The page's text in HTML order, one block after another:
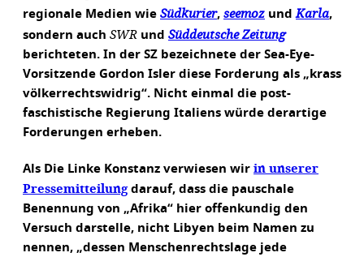
regionale Medien wie Südkurier, seemoz undKarla,
sondern auch SWR und Süddeutsche Zeitung
berichteten. In der SZ bezeichnete der Sea-Eye-
Vorsitzende Gordon Isler diese Forderung als „krass
völkerrechtswidrig“. Nicht einmal die post-
faschistische Regierung Italiens würde derartige
Forderungen erheben.
Als Die Linke Konstanz verwiesen wir in unserer
Pressemitteilungdarauf, dass die pauschale
Benennung von „Afrika“ hier offenkundig den
Versuch darstelle, nicht Libyen beim Namen zu
nennen, „dessen Menschenrechtslage jede